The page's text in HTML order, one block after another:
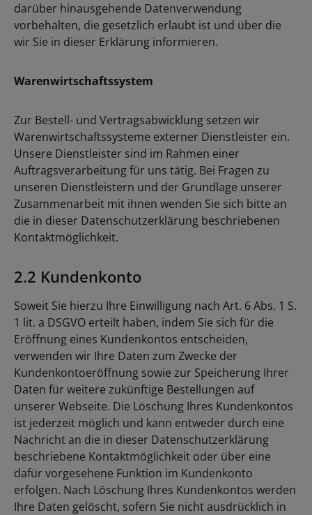
darüber hinausgehende Datenverwendung
vorbehalten, die gesetzlich erlaubt ist und über die
wir Sie in dieser Erklärung informieren.
Warenwirtschaftssystem
Zur Bestell- und Vertragsabwicklung setzen wir
Warenwirtschaftssysteme externer Dienstleister ein.
Unsere Dienstleister sind im Rahmen einer
Auftragsverarbeitung für uns tätig. Bei Fragen zu
unseren Dienstleistern und der Grundlage unserer
Zusammenarbeit mit ihnen wenden Sie sich bitte an
die in dieser Datenschutzerklärung beschriebenen
Kontaktmöglichkeit.
2.2 Kundenkonto
Soweit Sie hierzu Ihre Einwilligung nach Art. 6 Abs. 1 S.
1 lit. a DSGVO erteilt haben, indem Sie sich für die
Eröffnung eines Kundenkontos entscheiden,
verwenden wir Ihre Daten zum Zwecke der
Kundenkontoeröffnung sowie zur Speicherung Ihrer
Daten für weitere zukünftige Bestellungen auf
unserer Webseite. Die Löschung Ihres Kundenkontos
ist jederzeit möglich und kann entweder durch eine
Nachricht an die in dieser Datenschutzerklärung
beschriebene Kontaktmöglichkeit oder über eine
dafür vorgesehene Funktion im Kundenkonto
erfolgen. Nach Löschung Ihres Kundenkontos werden
Ihre Daten gelöscht, sofern Sie nicht ausdrücklich in